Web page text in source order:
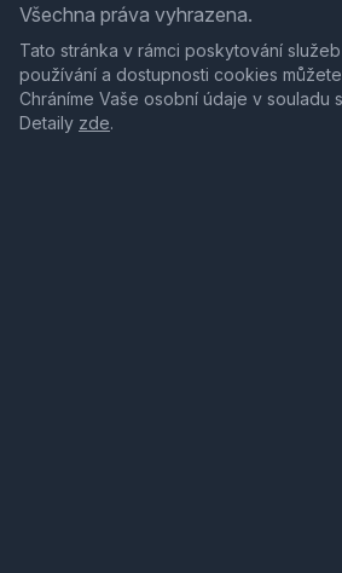
Všechna práva vyhrazena.
Tato stránka v rámci poskytování
používání a dostupnosti cookies
Chráníme Vaše osobní údaje v souladu
Detaily zde.